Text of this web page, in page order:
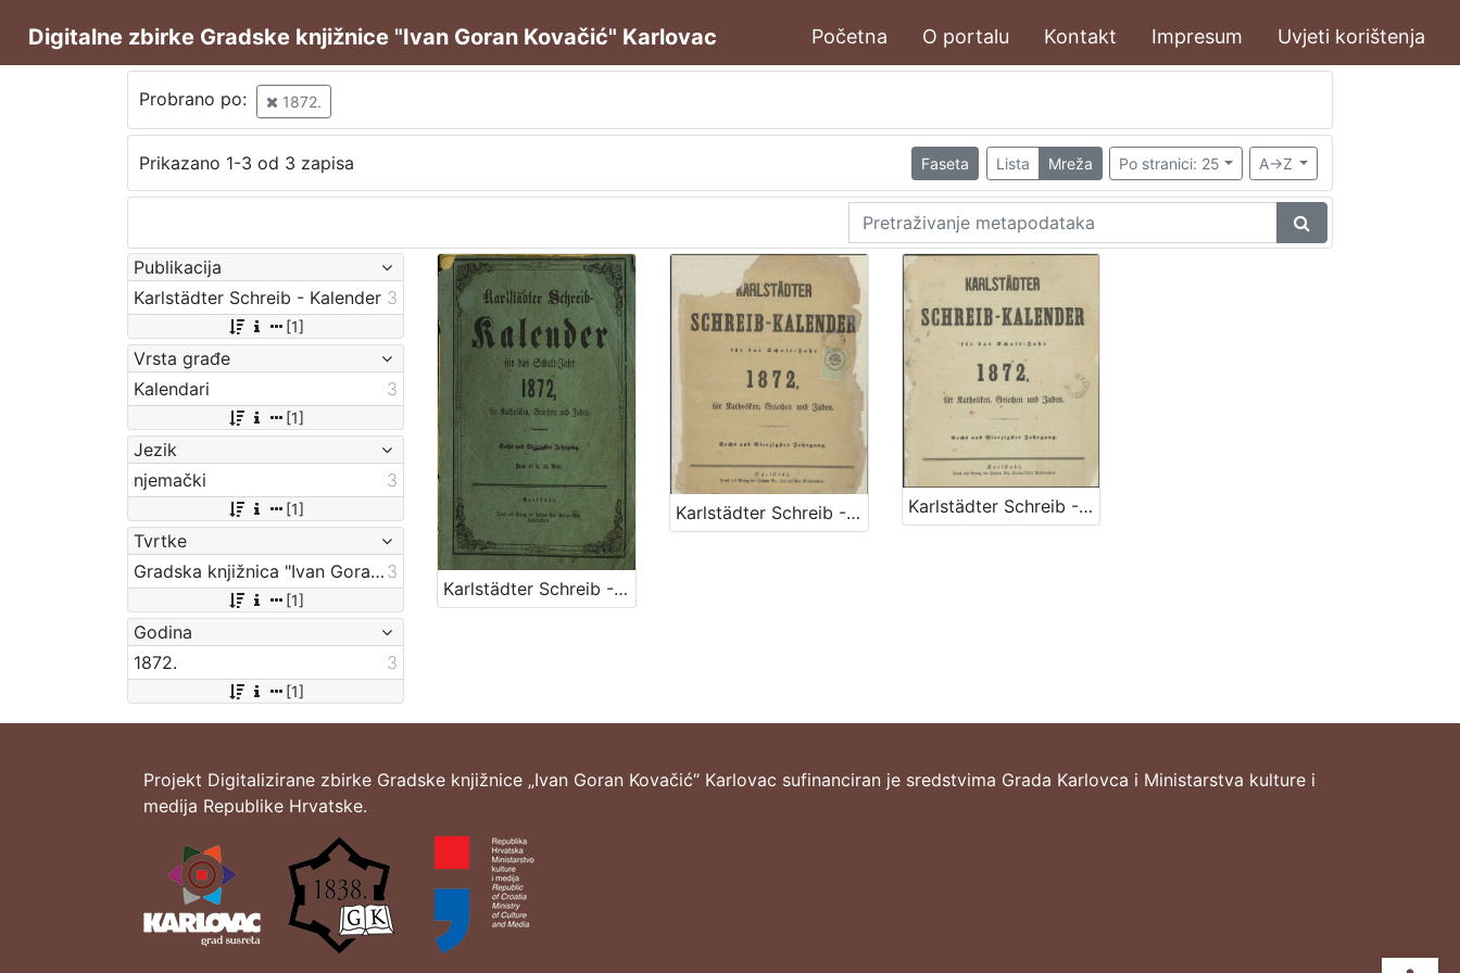
Digitalne zbirke Gradske knjižnice "Ivan Goran Kovačić" Karlovac Početna O portalu Kontakt Impresum Uvjeti korištenja
Probrano po: 1872.
Prikazano 1-3 od 3 zapisa Faseta Lista Mreža Po stranici: 25 A->Z
Publikacija
Karlstädter Schreib - Kalender 3
[1]
Vrsta građe
Kalendari
3
[1]
Jezik
njemački
3
[1]
Tvrtke
Gradska knjižnica "Ivan Goran Kovačić" Karlovac 3
[1]
Godina
1872.
3
[1]
Karlstädter Schreib - Kalender – 1872.
Karlstädter Schreib - Kalender – 1872. Karlstädter Schreib - Kalender – 1872.
Projekt Digitalizirane zbirke Gradske knjižnice „Ivan Goran Kovačić“ Karlovac sufinanciran je sredstvima Grada Karlovca i Ministarstva kulture i
medija Republike Hrvatske.